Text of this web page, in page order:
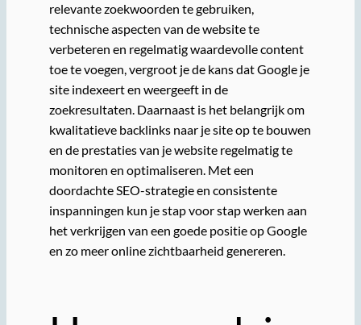
relevante zoekwoorden te gebruiken,
technische aspecten van de website te
verbeteren en regelmatig waardevolle content
toe te voegen, vergroot je de kans dat Google je
site indexeert en weergeeft in de
zoekresultaten. Daarnaast is het belangrijk om
kwalitatieve backlinks naar je site op te bouwen
en de prestaties van je website regelmatig te
monitoren en optimaliseren. Met een
doordachte SEO-strategie en consistente
inspanningen kun je stap voor stap werken aan
het verkrijgen van een goede positie op Google
en zo meer online zichtbaarheid genereren.